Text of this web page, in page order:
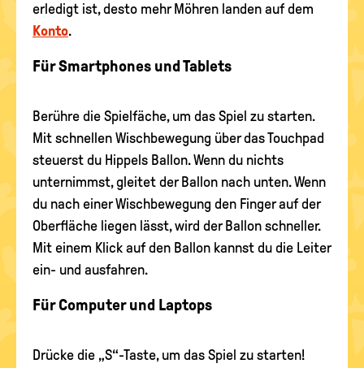
erledigt ist, desto mehr Möhren landen auf dem
Konto.
Für Smartphones und Tablets
Berühre die Spielfäche, um das Spiel zu starten.
Mit schnellen Wischbewegung über das Touchpad
steuerst du Hippels Ballon. Wenn du nichts
unternimmst, gleitet der Ballon nach unten. Wenn
du nach einer Wischbewegung den Finger auf der
Oberfläche liegen lässt, wird der Ballon schneller.
Mit einem Klick auf den Ballon kannst du die Leiter
ein- und ausfahren.
Für Computer und Laptops
Drücke die „S“-Taste, um das Spiel zu starten!